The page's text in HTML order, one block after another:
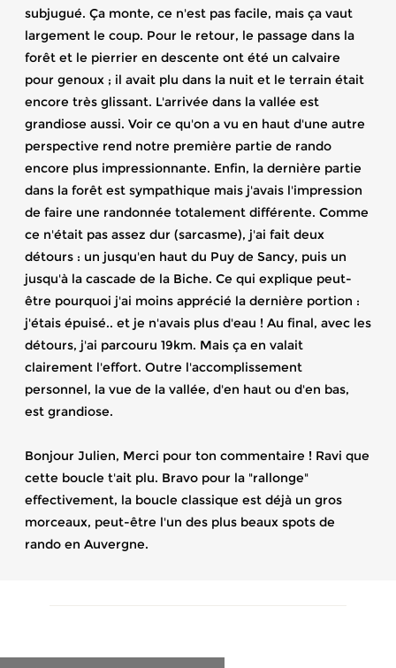
subjugué. Ça monte, ce n'est pas facile, mais ça vaut
largement le coup. Pour le retour, le passage dans la
forêt et le pierrier en descente ont été un calvaire
pour genoux ; il avait plu dans la nuit et le terrain était
encore très glissant. L'arrivée dans la vallée est
grandiose aussi. Voir ce qu'on a vu en haut d'une autre
perspective rend notre première partie de rando
encore plus impressionnante. Enfin, la dernière partie
dans la forêt est sympathique mais j'avais l'impression
de faire une randonnée totalement différente. Comme
ce n'était pas assez dur (sarcasme), j'ai fait deux
détours : un jusqu'en haut du Puy de Sancy, puis un
jusqu'à la cascade de la Biche. Ce qui explique peut-
être pourquoi j'ai moins apprécié la dernière portion :
j'étais épuisé.. et je n'avais plus d'eau ! Au final, avec les
détours, j'ai parcouru 19km. Mais ça en valait
clairement l'effort. Outre l'accomplissement
personnel, la vue de la vallée, d'en haut ou d'en bas,
est grandiose.
Bonjour Julien, Merci pour ton commentaire ! Ravi que
cette boucle t'ait plu. Bravo pour la "rallonge"
effectivement, la boucle classique est déjà un gros
morceaux, peut-être l'un des plus beaux spots de
rando en Auvergne.